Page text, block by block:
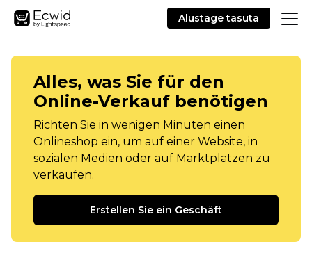
Alustage tasuta
Alles, was Sie für den
Online-Verkauf benötigen
Richten Sie in wenigen Minuten einen
Onlineshop ein, um auf einer Website, in
sozialen Medien oder auf Marktplätzen zu
verkaufen.
Erstellen Sie ein Geschäft